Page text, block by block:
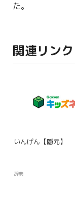
た。
関連リンク
いんげん【隠元】
辞典